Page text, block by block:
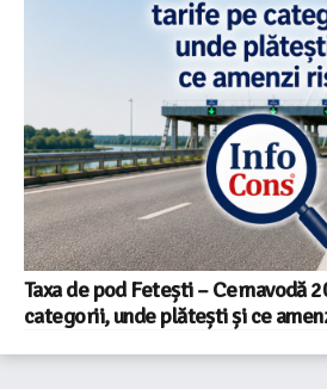
Taxa de pod Fetești – Cernavodă
categorii, unde plătești și ce